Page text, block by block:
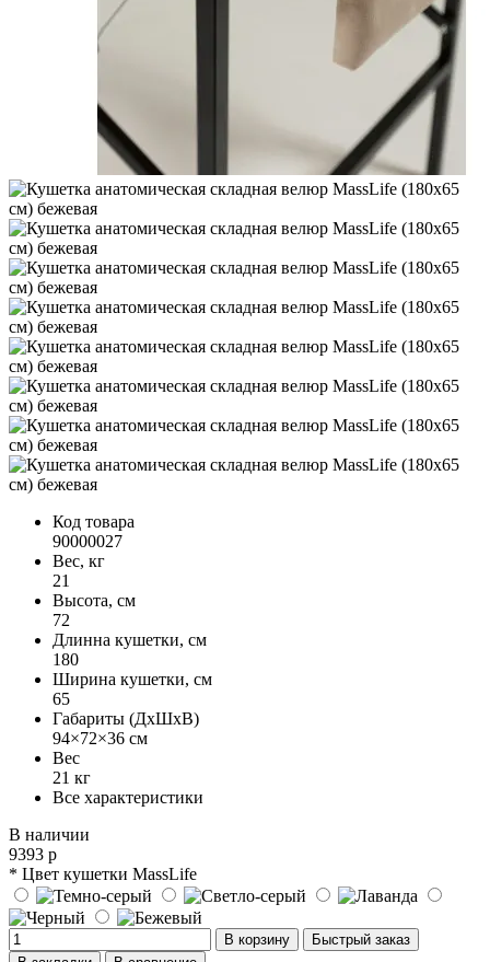
Код товара
90000027
Вес, кг
21
Высота, см
72
Длинна кушетки, см
180
Ширина кушетки, см
65
Габариты (ДхШхВ)
94×72×36 см
Вес
21 кг
Все характеристики
В наличии
9393 р
* Цвет кушетки MassLife
В корзину
Быстрый заказ